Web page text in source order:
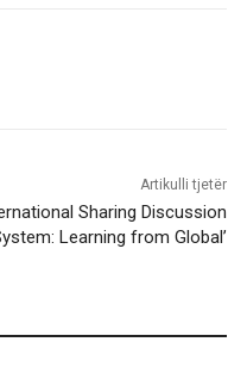
Artikulli tjetër
Sharing Discussion
Learning from Global’